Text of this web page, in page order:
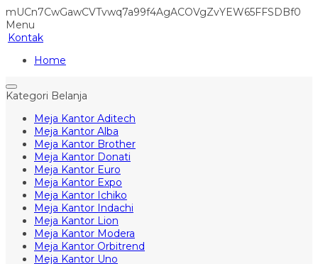
mUCn7CwGawCVTvwq7a99f4AgACOVgZvYEW65FFSDBf0
Menu
Kontak
Home
Kategori Belanja
Meja Kantor Aditech
Meja Kantor Alba
Meja Kantor Brother
Meja Kantor Donati
Meja Kantor Euro
Meja Kantor Expo
Meja Kantor Ichiko
Meja Kantor Indachi
Meja Kantor Lion
Meja Kantor Modera
Meja Kantor Orbitrend
Meja Kantor Uno